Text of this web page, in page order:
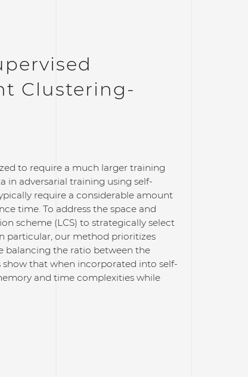
Clustering-
to require a much larger training
in adversarial training using self-
require a considerable amount
time. To address the space and
scheme (LCS) to strategically select
particular, our method prioritizes
balancing the ratio between the
that when incorporated into self-
and time complexities while